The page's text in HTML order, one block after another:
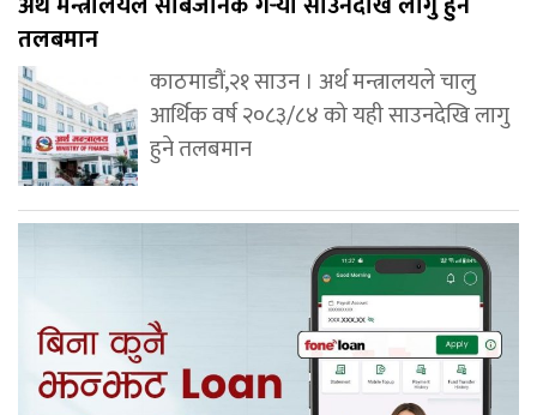
तलबमान
काठमाडौं,२१ साउन । अर्थ मन्त्रालयले चालु
आर्थिक वर्ष २०८३/८४ को यही साउनदेखि लागु
हुने तलबमान